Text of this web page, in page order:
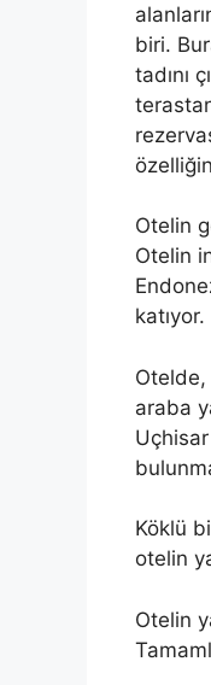
biri.
tadını
Otelin
Otelin
katıyor.
Otelde,
araba
Köklü
otelin
Otelin